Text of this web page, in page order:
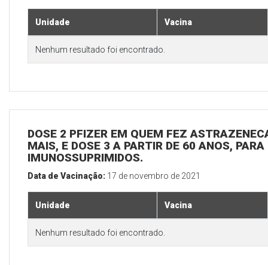
Unidade Vacina
Nenhum resultado foi encontrado.
DOSE 2 PFIZER EM QUEM FEZ
MAIS, E DOSE 3 A PARTIR DE 60 ANOS,
IMUNOSSUPRIMIDOS.
Data de Vacinação: 17 de novembro de 2021
Unidade Vacina
Nenhum resultado foi encontrado.